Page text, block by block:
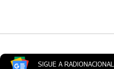
SIGUE A